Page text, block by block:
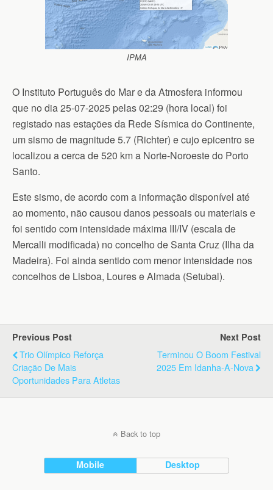
IPMA
O Instituto Português do Mar e da Atmosfera informou
que no dia 25-07-2025 pelas 02:29 (hora local) foi
registado nas estações da Rede Sísmica do Continente,
um sismo de magnitude 5.7 (Richter) e cujo epicentro se
localizou a cerca de 520 km a Norte-Noroeste do Porto
Santo.
Este sismo, de acordo com a informação disponível até
ao momento, não causou danos pessoais ou materiais e
foi sentido com intensidade máxima III/IV (escala de
Mercalli modificada) no concelho de Santa Cruz (Ilha da
Madeira). Foi ainda sentido com menor intensidade nos
concelhos de Lisboa, Loures e Almada (Setubal).
Previous Post
Trio Olímpico Reforça
Criação De Mais
Oportunidades Para Atletas
Next Post
Terminou O Boom Festival
2025 Em Idanha-A-Nova
Back to top
Mobile Desktop